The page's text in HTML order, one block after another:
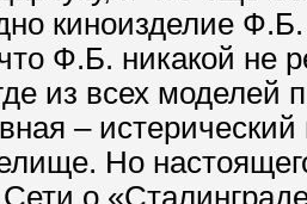
киноизделие
Ф.Б. никакой не
из всех моделей
–
Но
о